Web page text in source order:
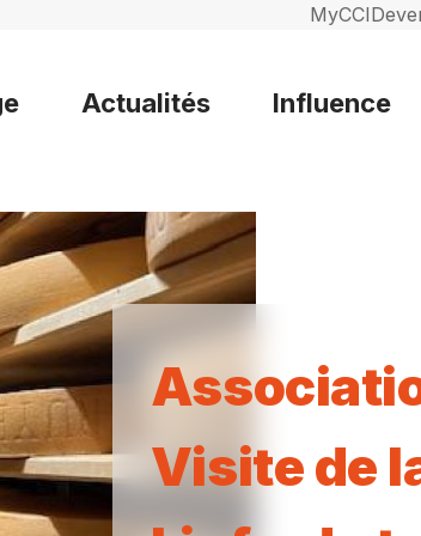
MyCCI
Actualités Influence
Visite de